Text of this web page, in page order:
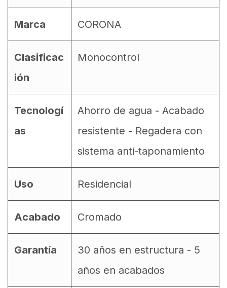
Marca CORONA
Clasificac
ión
Monocontrol
Tecnologí
as
Ahorro de agua - Acabado
resistente - Regadera con
sistema anti-taponamiento
Uso Residencial
Acabado Cromado
Garantía
30 años en estructura - 5
años en acabados